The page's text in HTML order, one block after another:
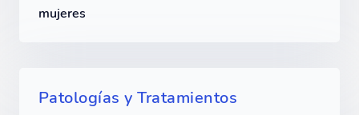
mujeres
Patologías y Tratamientos